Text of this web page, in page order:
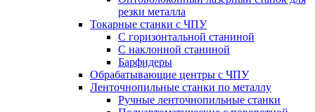
резки металла
Токарные станки с ЧПУ
С горизонтальной станиной
С наклонной станиной
Барфидеры
Обрабатывающие центры с ЧПУ
Ленточнопильные станки по металлу
Ручные ленточнопильные станки